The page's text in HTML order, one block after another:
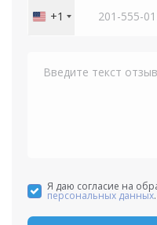
United
+1
Я даю согласие на
персональных данных.